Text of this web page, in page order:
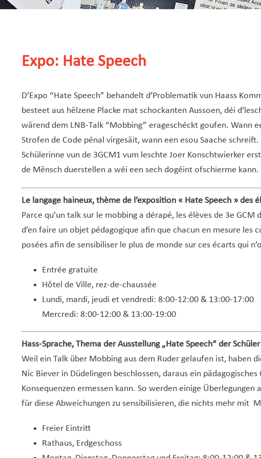
Expo: Hate Speech
D’Expo “Hate Speech” behandelt d’Problematik vun Haass
besteet aus hëlzene Placke mat schockanten Aussoen, déi
wärend dem LNB-Talk “Mobbing” erageschéckt goufen. Wann
Strofen de Code pénal virgesäit, wann een esou Saache schreift.
Schülerinne vun de 3GCM1 vum leschte Joer Konschtwierker
de Mënsch duerstellen a wéi een sech dogéint ofschierme kann.
Le langage haineux, thème de l’exposition « Hate Speech » des
Parce qu’un talk sur le mobbing a dérapé, les élèves de 3e
d’en faire un objet pédagogique afin que chacun en mesure les
posées afin de sensibiliser le plus de monde sur ces écarts qui
Entrée gratuite
Hôtel de Ville, rez-de-chaussée
Lundi, mardi, jeudi et vendredi: 8:00-12:00 & 13:00-17:00
Mercredi: 8:00-12:00 & 13:00-19:00
Hass-Sprache, Thema der Ausstellung „Hate Speech“ der
Weil ein Talk über Mobbing aus dem Ruder gelaufen ist, haben
Nic Biever in Düdelingen beschlossen, daraus ein
Konsequenzen ermessen kann. So werden einige
für diese Abweichungen zu sensibilisieren, die nichts mehr mit
Freier Eintritt
Rathaus, Erdgeschoss